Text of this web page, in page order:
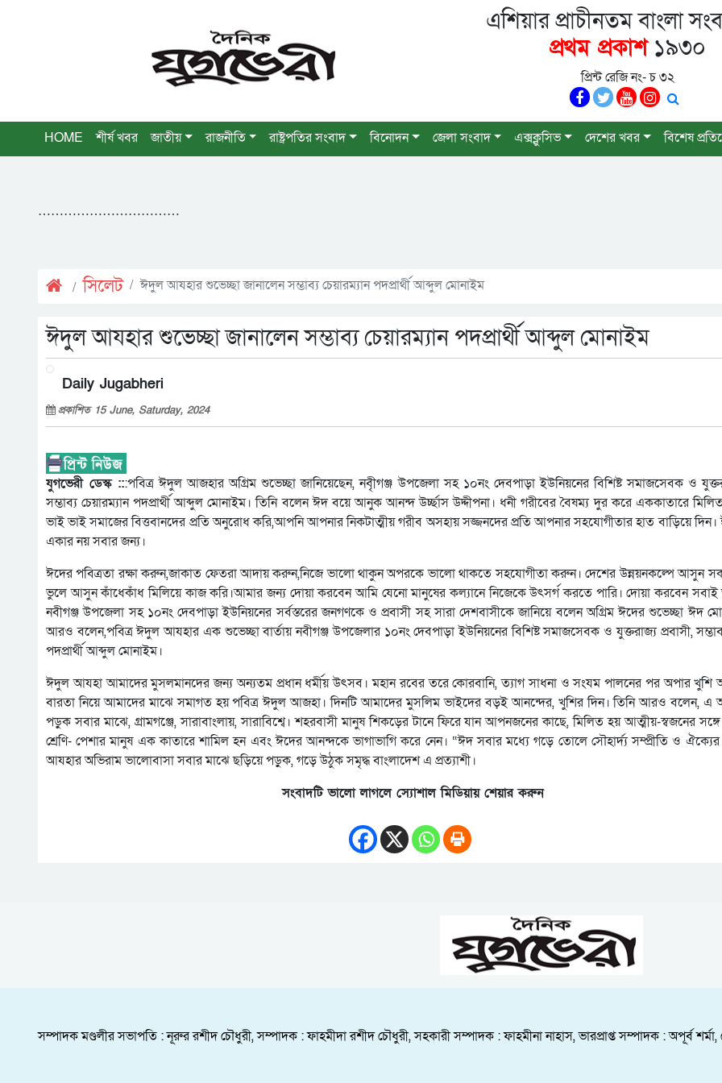
এশিয়ার প্রাচীনতম বাংলা
প্রথম প্রকাশ১৯৩০
প্রিন্ট রেজি নং- চ ৩২
HOME শীর্ষ খবর জাতীয় রাজনীতি রাষ্ট্রপতির সংবাদ বিনোদন জেলা সংবাদ এক্সক্লুসিভ দেশের খবর বিশেষ
……………………………
সিলেট ঈদুল আযহার শুভেচ্ছা জানালেন সম্ভাব্য চেয়ারম্যান পদপ্রার্থী আব্দুল মোনাইম
ঈদুল আযহার শুভেচ্ছা জানালেন সম্ভাব্য চেয়ারম্যান পদপ্রার্থী আব্দুল মোনাইম
Daily Jugabheri
প্রকাশিত 15 June, Saturday, 2024
যুগভেরী ডেস্ক :::পবিত্র ঈদুল আজহার অগ্রিম শুভেচ্ছা জানিয়েছেন, নবীৃগঞ্জ উপজেলা সহ ১০নং দেবপাড়া ইউনিয়নের বিশিষ্ট সমাজসেবক ও
সম্ভাব্য চেয়ারম্যান পদপ্রার্থী আব্দুল মোনাইম। তিনি বলেন ঈদ বয়ে আনুক আনন্দ উর্চ্ছাস উদ্দীপনা। ধনী গরীবের বৈষম্য দুর করে এককাতারে
ভাই ভাই সমাজের বিত্তবানদের প্রতি অনুরোধ করি,আপনি আপনার নিকটাত্মীয় গরীব অসহায় সজ্জনদের প্রতি আপনার সহযোগীতার হাত বাড়িয়ে
একার নয় সবার জন্য।
ঈদের পবিত্রতা রক্ষা করুন,জাকাত ফেতরা আদায় করুন,নিজে ভালো থাকুন অপরকে ভালো থাকতে সহযোগীতা করুন। দেশের উন্নয়নকল্পে আসুন
ভুলে আসুন কাঁধেকাঁধ মিলিয়ে কাজ করি।আমার জন্য দোয়া করবেন আমি যেনো মানুষের কল্যানে নিজেকে উৎসর্গ করতে পারি। দোয়া করবেন
নবীগঞ্জ উপজেলা সহ ১০নং দেবপাড়া ইউনিয়নের সর্বস্তরের জনগণকে ও প্রবাসী সহ সারা দেশবাসীকে জানিয়ে বলেন অগ্রিম ঈদের শুভেচ্ছা ঈদ
আরও বলেন,পবিত্র ঈদুল আযহার এক শুভেচ্ছা বার্তায় নবীগঞ্জ উপজেলার ১০নং দেবপাড়া ইউনিয়নের বিশিষ্ট সমাজসেবক ও যুক্তরাজ্য প্রবাসী,
পদপ্রার্থী আব্দুল মোনাইম।
ঈদুল আযহা আমাদের মুসলমানদের জন্য অন্যতম প্রধান ধর্মীয় উৎসব। মহান রবের তরে কোরবানি, ত্যাগ সাধনা ও সংযম পালনের পর অপার
বারতা নিয়ে আমাদের মাঝে সমাগত হয় পবিত্র ঈদুল আজহা। দিনটি আমাদের মুসলিম ভাইদের বড়ই আনন্দের, খুশির দিন। তিনি আরও বলেন, এ
পড়ুক সবার মাঝে, গ্রামগঞ্জে, সারাবাংলায়, সারাবিশ্বে। শহরবাসী মানুষ শিকড়ের টানে ফিরে যান আপনজনের কাছে, মিলিত হয় আত্মীয়-স্বজনের
শ্রেণি- পেশার মানুষ এক কাতারে শামিল হন এবং ঈদের আনন্দকে ভাগাভাগি করে নেন। “ঈদ সবার মধ্যে গড়ে তোলে সৌহার্দ্য সম্প্রীতি ও
আযহার অভিরাম ভালোবাসা সবার মাঝে ছড়িয়ে পড়ুক, গড়ে উঠুক সমৃদ্ধ বাংলাদেশ এ প্রত্যাশী।
সংবাদটি ভালো লাগলে স্যোশাল মিডিয়ায় শেয়ার করুন
সম্পাদক মণ্ডলীর সভাপতি : নূরুর রশীদ চৌধুরী, সম্পাদক : ফাহমীদা রশীদ চৌধুরী, সহকারী সম্পাদক : ফাহমীনা নাহাস, ভারপ্রাপ্ত সম্পাদক : অপূর্ব